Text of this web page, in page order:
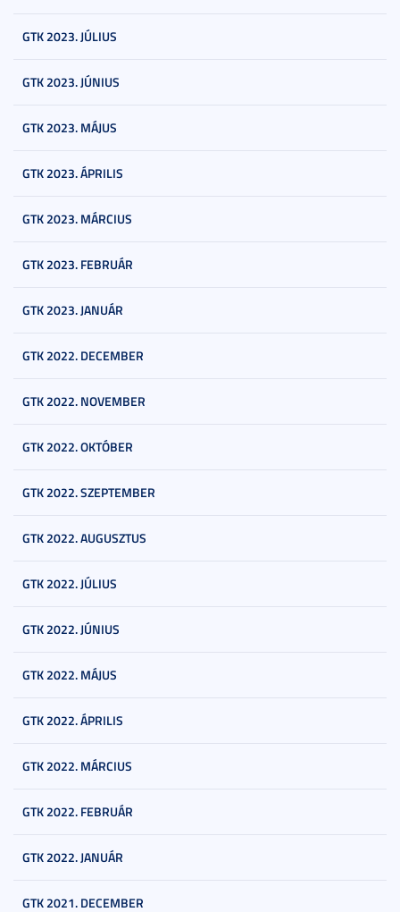
GTK 2023. JÚLIUS
GTK 2023. JÚNIUS
GTK 2023. MÁJUS
GTK 2023. ÁPRILIS
GTK 2023. MÁRCIUS
GTK 2023. FEBRUÁR
GTK 2023. JANUÁR
GTK 2022. DECEMBER
GTK 2022. NOVEMBER
GTK 2022. OKTÓBER
GTK 2022. SZEPTEMBER
GTK 2022. AUGUSZTUS
GTK 2022. JÚLIUS
GTK 2022. JÚNIUS
GTK 2022. MÁJUS
GTK 2022. ÁPRILIS
GTK 2022. MÁRCIUS
GTK 2022. FEBRUÁR
GTK 2022. JANUÁR
GTK 2021. DECEMBER